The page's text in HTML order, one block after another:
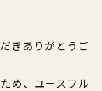
きありがとうご
め、ユースフル